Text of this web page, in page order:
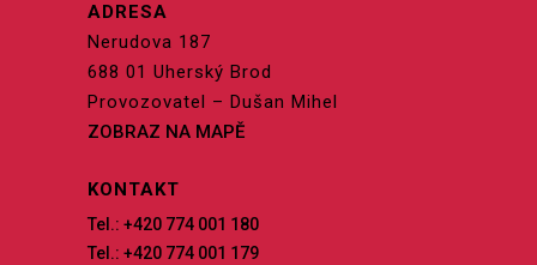
ADRESA
Nerudova 187
688 01 Uherský Brod
Provozovatel – Dušan Mihel
ZOBRAZ NA MAPĚ
KONTAKT
Tel.: +420 774 001 180
Tel.: +420 774 001 179